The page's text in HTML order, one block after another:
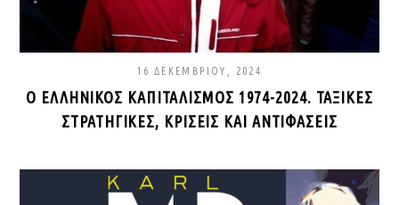
16 ΔΕΚΕΜΒΡΊΟΥ, 2024
Ο ΕΛΛΗΝΙΚΌΣ ΚΑΠΙΤΑΛΙΣΜΌΣ 1974-2024. ΤΑΞΙΚΈΣ
ΣΤΡΑΤΗΓΙΚΈΣ, ΚΡΊΣΕΙΣ ΚΑΙ ΑΝΤΙΦΆΣΕΙΣ